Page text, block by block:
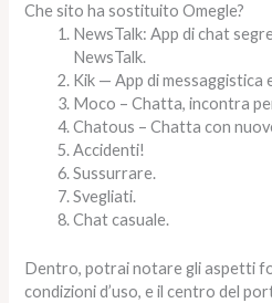
Che sito ha sostituito Omegle?
NewsTalk: App di chat
NewsTalk.
Kik — App di messaggistica
Moco – Chatta, incontra
Chatous – Chatta con
Accidenti!
Sussurrare.
Svegliati.
Chat casuale.
Dentro, potrai notare gli aspetti
condizioni d’uso, e il centro del